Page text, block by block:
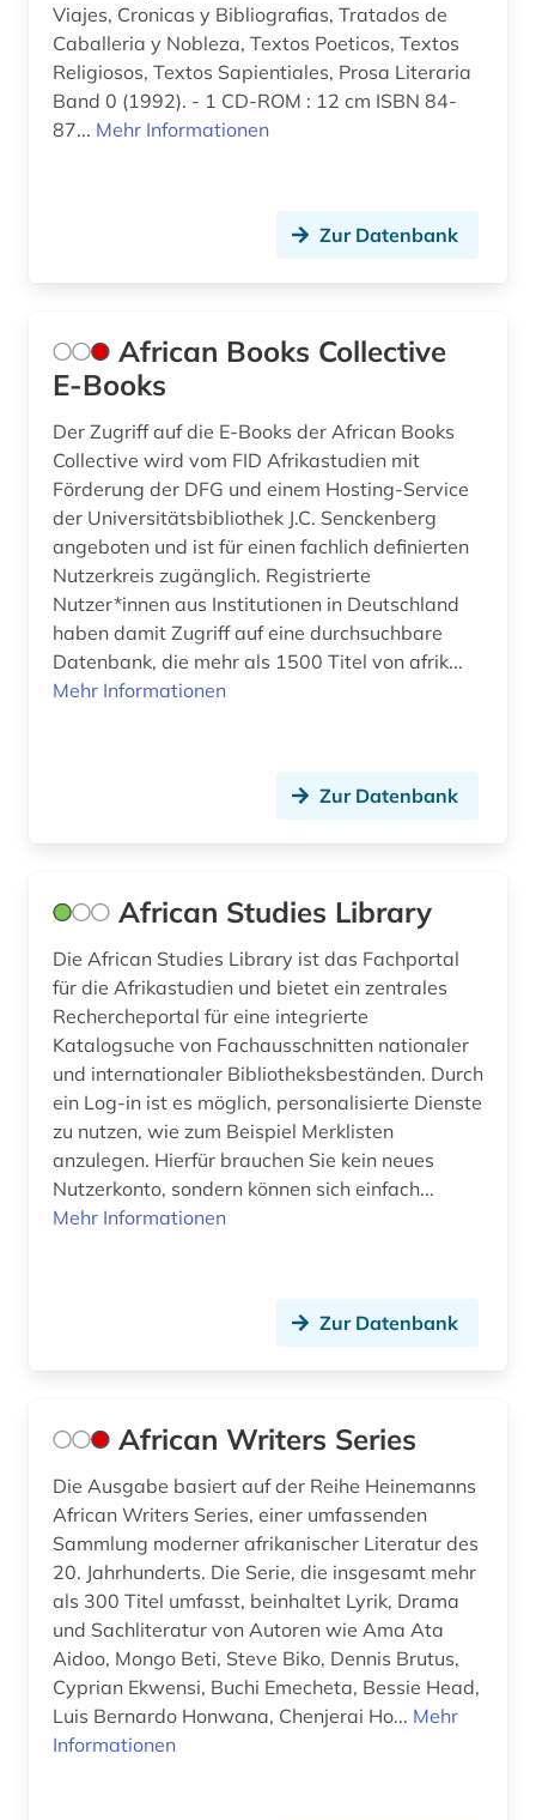
british academy (1)
british national corpus (1)
buch (6)
buchwissenschaft (1)
calderón de la barca, pedro | schriftsteller;
geistlicher; dramatiker; librettist; lyriker;
schriftsteller (1)
carl michael bellman (1)
casanova (1)
chemie (9)
chinesisch (13)
comic (3)
computerlinguistik (3)
corona (1)
corpora (1)
darstellende kunst (1)
demotisch (1)
der sturm (1)
deutsch (57)
deutsche literatur (1)
deutsche philologie (1)
deutsche sprache (1)
Viajes, Cronicas y Bibliografias, Tratados de
Caballeria y Nobleza, Textos Poeticos, Textos
Religiosos, Textos Sapientiales, Prosa Literaria
Band 0 (1992). - 1 CD-ROM : 12 cm ISBN 84-
87... Mehr Informationen
Zur Datenbank
African Books Collective
E-Books
Der Zugriff auf die E-Books der African Books
Collective wird vom FID Afrikastudien mit
Förderung der DFG und einem Hosting-Service
der Universitätsbibliothek J.C. Senckenberg
angeboten und ist für einen fachlich definierten
Nutzerkreis zugänglich. Registrierte
Nutzer*innen aus Institutionen in Deutschland
haben damit Zugriff auf eine durchsuchbare
Datenbank, die mehr als 1500 Titel von afrik...
Mehr Informationen
Zur Datenbank
African Studies Library
Die African Studies Library ist das Fachportal
für die Afrikastudien und bietet ein zentrales
Rechercheportal für eine integrierte
Katalogsuche von Fachausschnitten nationaler
und internationaler Bibliotheksbeständen. Durch
ein Log-in ist es möglich, personalisierte Dienste
zu nutzen, wie zum Beispiel Merklisten
anzulegen. Hierfür brauchen Sie kein neues
Nutzerkonto, sondern können sich einfach...
Mehr Informationen
Zur Datenbank
African Writers Series
Die Ausgabe basiert auf der Reihe Heinemanns
African Writers Series, einer umfassenden
Sammlung moderner afrikanischer Literatur des
20. Jahrhunderts. Die Serie, die insgesamt mehr
als 300 Titel umfasst, beinhaltet Lyrik, Drama
und Sachliteratur von Autoren wie Ama Ata
Aidoo, Mongo Beti, Steve Biko, Dennis Brutus,
Cyprian Ekwensi, Buchi Emecheta, Bessie Head,
Luis Bernardo Honwana, Chenjerai Ho... Mehr
Informationen